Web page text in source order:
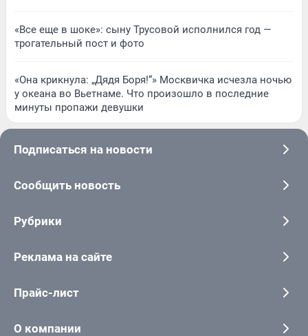
«Все еще в шоке»: сыну Трусовой исполнился год —
трогательный пост и фото
«Она крикнула: „Дядя Боря!“» Москвичка исчезла ночью
у океана во Вьетнаме. Что произошло в последние
минуты пропажи девушки
Подписаться на новости
Сообщить новость
Рубрики
Реклама на сайте
Прайс-лист
О компании